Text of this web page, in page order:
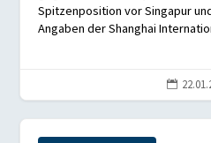
Spitzenposition vor Singapur
Angaben der Shanghai
